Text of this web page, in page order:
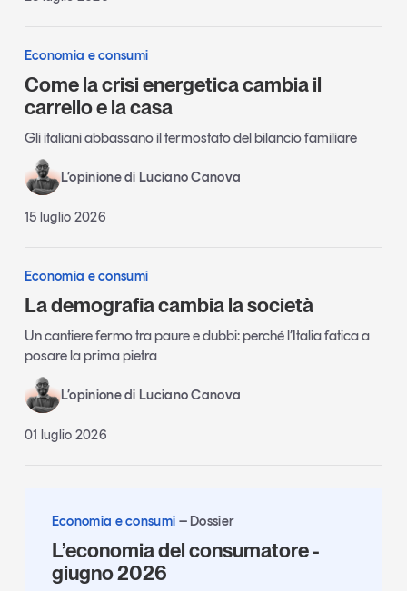
Economia e consumi
Come la crisi energetica cambia il
carrello e la casa
Gli italiani abbassano il termostato del bilancio familiare
L’opinione di Luciano Canova
15 luglio 2026
Economia e consumi
La demografia cambia la società
Un cantiere fermo tra paure e dubbi: perché l’Italia fatica a
posare la prima pietra
L’opinione di Luciano Canova
01 luglio 2026
Economia e consumi Dossier
L’economia del consumatore -
giugno 2026